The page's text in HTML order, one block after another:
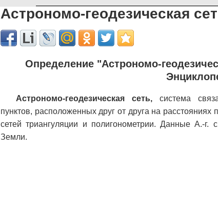
Астрономо-геодезическая
Определение "Астрономо-
Астрономо-геодезическая сеть, система
пунктов, расположенных друг от друга на
сетей триангуляции и полигонометрии. Данные А.-
Земли.